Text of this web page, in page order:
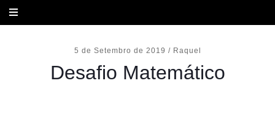
5 de Setembro de 2019 / Raquel
Desafio Matemático